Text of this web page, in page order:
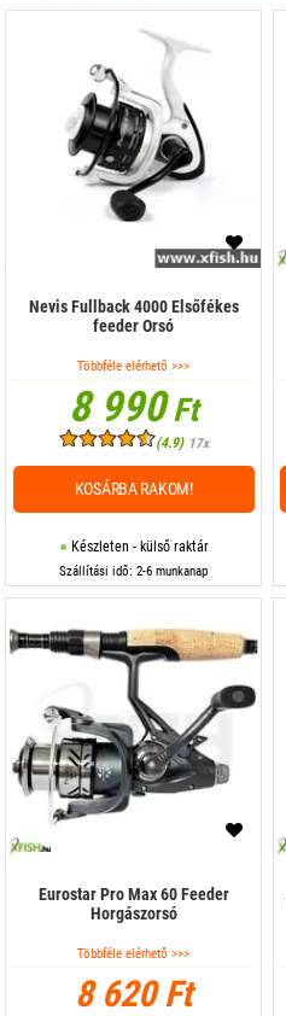
Nevis Fullback 4000 Elsőfékes
feeder Orsó
Többféle elérhető >>>
8 990Ft
(4.9) 17x
Készleten - külső raktár
Szállítási idő: 2-6 munkanap
KOSÁRBA RAKOM!
Eurostar Pro Max 60 Feeder
Horgászorsó
Többféle elérhető >>>
8 620 Ft